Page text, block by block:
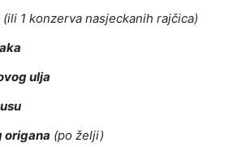
(ili 1 konzerva nasjeckanih rajčica)
ulja
origana (po želji)